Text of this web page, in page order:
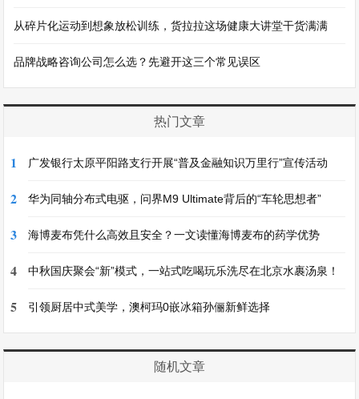
从碎片化运动到想象放松训练，货拉拉这场健康大讲堂干货满满
品牌战略咨询公司怎么选？先避开这三个常见误区
热门文章
1 广发银行太原平阳路支行开展“普及金融知识万里行”宣传活动
2 华为同轴分布式电驱，问界M9 Ultimate背后的“车轮思想者”
3 海博麦布凭什么高效且安全？一文读懂海博麦布的药学优势
4 中秋国庆聚会“新”模式，一站式吃喝玩乐洗尽在北京水裹汤泉！
5 引领厨居中式美学，澳柯玛0嵌冰箱孙俪新鲜选择
随机文章